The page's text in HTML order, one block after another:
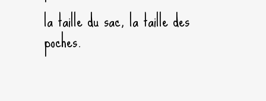
la taille du sac, la taille des
poches.